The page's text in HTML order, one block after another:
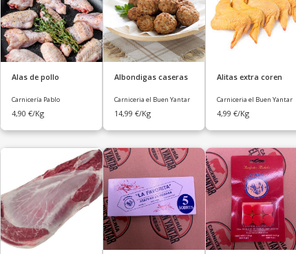
Alas de pollo
Carnicería Pablo
4,90 €/Kg
Albondigas caseras
Carniceria el Buen Yantar
14,99€/Kg
Alitas extra coren
Carniceria el Buen Yantar
4,99€/Kg